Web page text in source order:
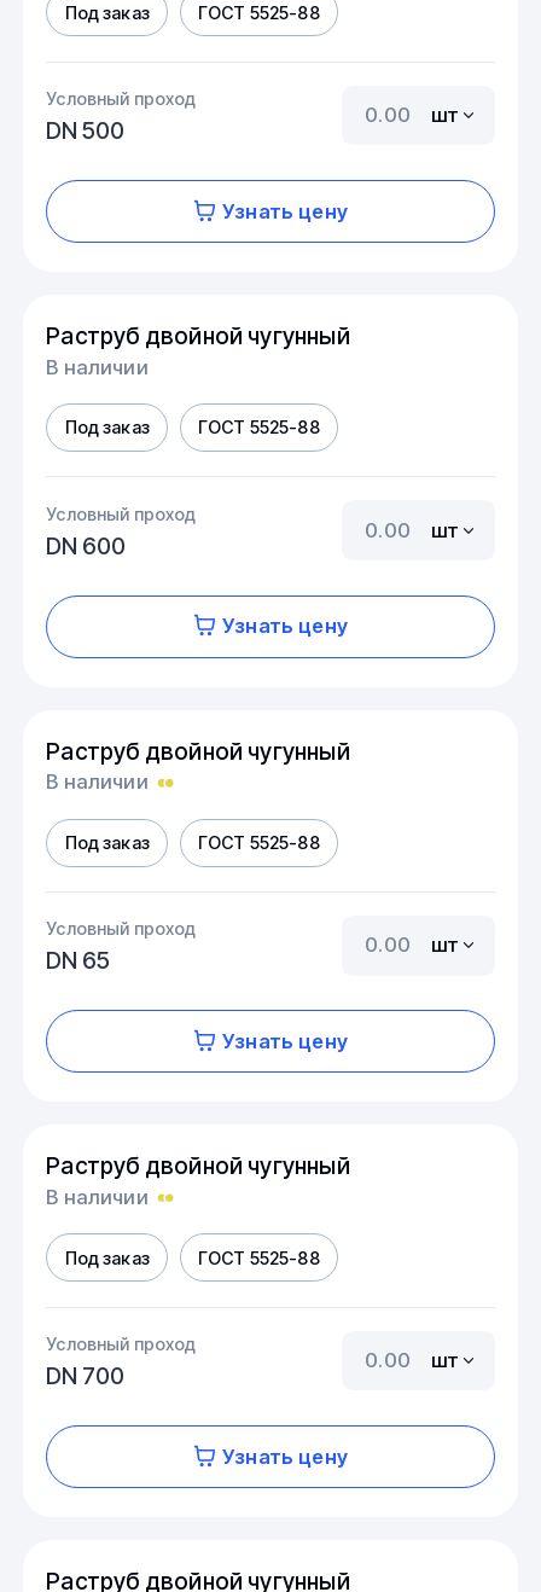
Под заказ ГОСТ 5525-88
Условный проход
DN 500
шт
Узнать цену
Раструб двойной чугунный
В наличии
Под заказ ГОСТ 5525-88
Условный проход
DN 600
шт
Узнать цену
Раструб двойной чугунный
В наличии
Под заказ ГОСТ 5525-88
Условный проход
DN 65
шт
Узнать цену
Раструб двойной чугунный
В наличии
Под заказ ГОСТ 5525-88
Условный проход
DN 700
шт
Узнать цену
Раструб двойной чугунный